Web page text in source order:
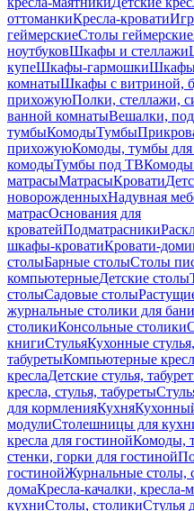
оттоманкиКресла-кровати
геймерскиеСтолы геймерские
ноутбуковШкафы и стеллажи
купеШкафы-гармошки
комнатыШкафы с витриной,
прихожуюПолки, стеллажи,
ванной комнатыВешалки,
тумбыКомодыТумбы
прихожуюКомоды, тумбы для
комодыТумбы под ТВКомоды
матрасыМатрасыКровати
новорожденныхНадувная
матрасОснования для
кроватейПодматрасники
шкафы-кроватиКровати-
столыБарные столыСтолы
компьютерныеДетские столы
столыСадовые столы
журнальные столики для бани
столикиКонсольные столики
книгиСтульяКухонные
табуретыКомпьютерные
креслаДетские стулья,
кресла, стулья, табуреты
для кормленияКухня
модулиСтолешницы для
кресла для гостинойКомоды,
стенки, горки для гостиной
гостинойЖурнальные столы,
домаКресла-качалки, кресла-
кухниСтолы, столикиСтулья